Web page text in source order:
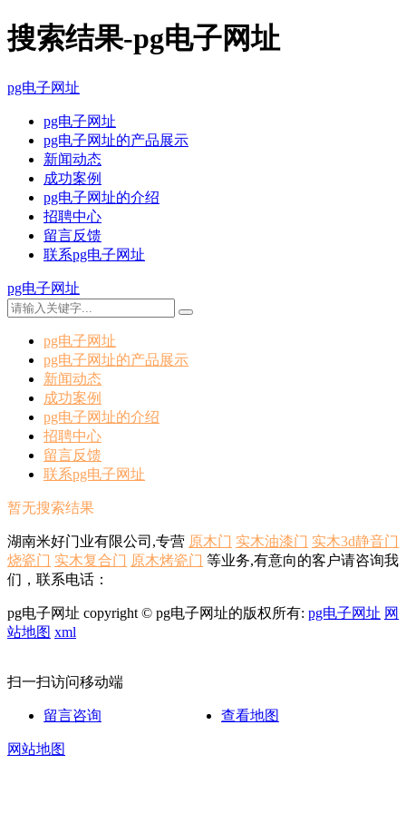
搜索结果-pg电子网址
pg电子网址
pg电子网址
pg电子网址的产品展示
新闻动态
成功案例
pg电子网址的介绍
招聘中心
留言反馈
联系pg电子网址
pg电子网址
pg电子网址
pg电子网址的产品展示
新闻动态
成功案例
pg电子网址的介绍
招聘中心
留言反馈
联系pg电子网址
暂无搜索结果
湖南米好门业有限公司,专营 原木门 实木油漆门 实木3d静音门
烧瓷门 实木复合门 原木烤瓷门 等业务,有意向的客户请咨询我
们，联系电话：
pg电子网址 copyright © pg电子网址的版权所有: pg电子网址 网
站地图 xml
扫一扫访问移动端
留言咨询 查看地图
网站地图